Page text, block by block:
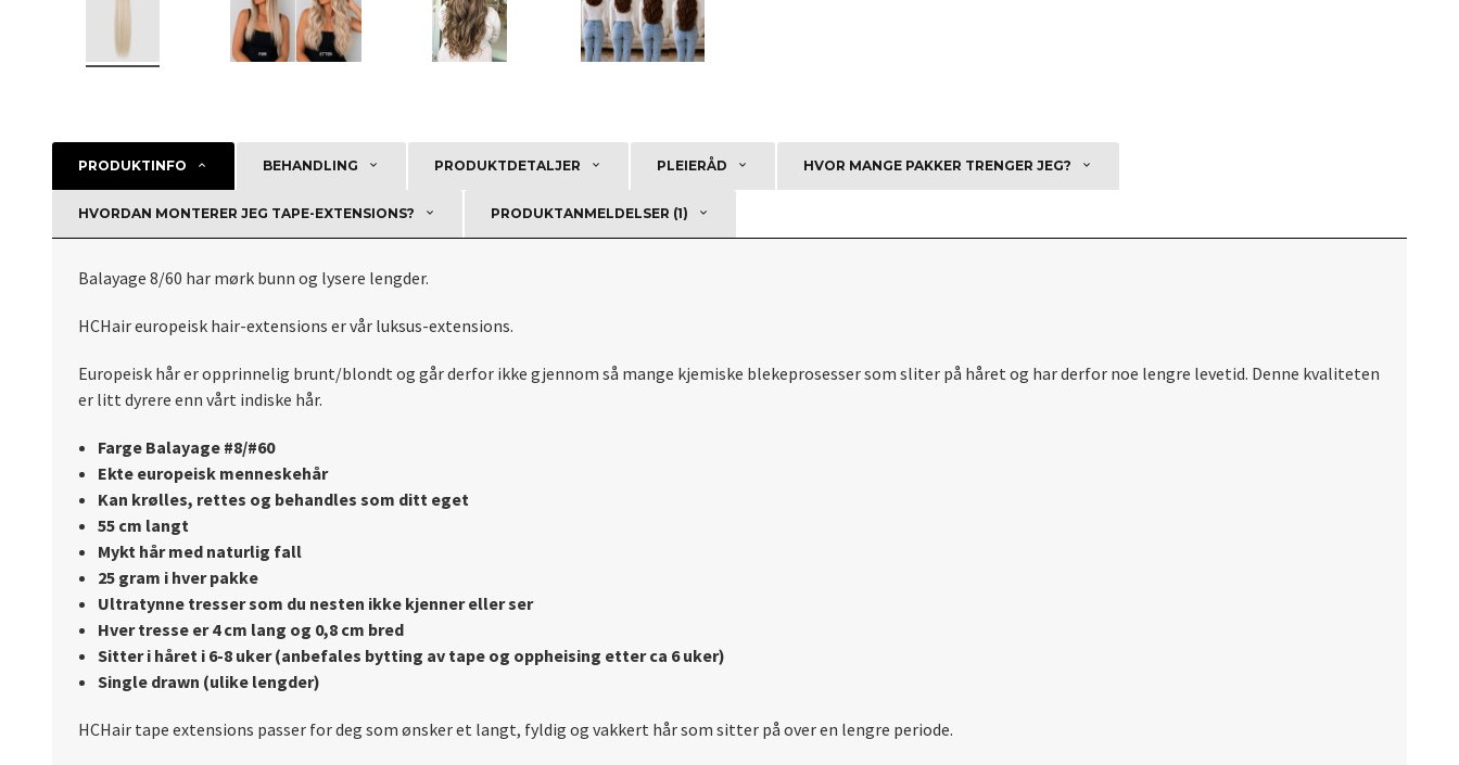
PRODUKTINFO BEHANDLING PRODUKTDETALJER PLEIERÅD HVOR MANGE PAKKER TRENGER JEG?
HVORDAN MONTERER JEG TAPE-EXTENSIONS? PRODUKTANMELDELSER (1)
Balayage 8/60 har mørk bunn og lysere lengder.
HCHair europeisk hair-extensions er vår luksus-extensions.
Europeisk hår er opprinnelig brunt/blondt og går derfor ikke gjennom så mange kjemiske blekeprosesser som sliter på håret og har derfor noe lengre levetid. Denne kvaliteten
er litt dyrere enn vårt indiske hår.
Farge Balayage #8/#60
Ekte europeisk menneskehår
Kan krølles, rettes og behandles som ditt eget
55 cm langt
Mykt hår med naturlig fall
25 gram i hver pakke
Ultratynne tresser som du nesten ikke kjenner eller ser
Hver tresse er 4 cm lang og 0,8 cm bred
Sitter i håret i 6-8 uker (anbefales bytting av tape og oppheising etter ca 6 uker)
Single drawn (ulike lengder)
HCHair tape extensions passer for deg som ønsker et langt, fyldig og vakkert hår som sitter på over en lengre periode.